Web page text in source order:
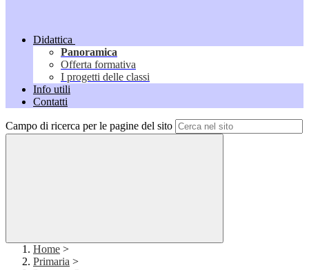
Didattica
Panoramica
Offerta formativa
I progetti delle classi
Info utili
Contatti
Campo di ricerca per le pagine del sito
Home >
Primaria >